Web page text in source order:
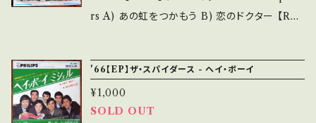
頂ける方のご購入をお願い致します。 Please p
送について■■■ をご覧ください。 https://on
bankutsu.thebase.in/items/14252144 お知
らせ等は、About 画面にてご確認ください。 __
B/A (国内盤/サンプル白レーベル) *ジャケ・ラ
新品未開封など A・綺麗・キズ等も無く、痛みも
薄い B・多少痛み・キズなど見られる C・痛み
多・キズ多く痛み多 *その他、+ - で補足してい
rs A) あの虹をつかもう B) 恋のドクター 【Rel
面ムッシュ作の迷曲！注射ピュッピュッ〜 B)■
参考視聴■ https://youtu.be/ZSkWbj08sD
k 【Condition】 Jacket/Record：B/B+ (国内
'66【EP】ザ・スパイダース - ヘイ・ボーイ
¥1,000
SOLD OUT